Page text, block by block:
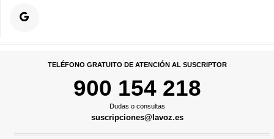
TELÉFONO GRATUITO DE ATENCIÓN AL SUSCRIPTOR
900 154 218
Dudas o consultas
suscripciones@lavoz.es